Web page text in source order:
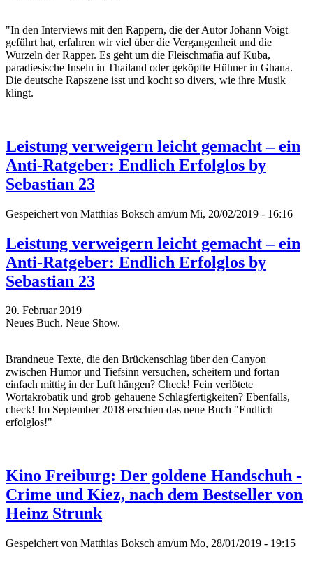
"In den Interviews mit den Rappern, die der Autor Johann Voigt
geführt hat, erfahren wir viel über die Vergangenheit und die
Wurzeln der Rapper. Es geht um die Fleischmafia auf Kuba,
paradiesische Inseln in Thailand oder geköpfte Hühner in Ghana.
Die deutsche Rapszene isst und kocht so divers, wie ihre Musik
klingt.
Leistung verweigern leicht gemacht – ein
Anti-Ratgeber: Endlich Erfolglos by
Sebastian 23
Gespeichert von Matthias Boksch am/um Mi, 20/02/2019 - 16:16
Leistung verweigern leicht gemacht – ein
Anti-Ratgeber: Endlich Erfolglos by
Sebastian 23
20. Februar 2019
Neues Buch. Neue Show.
Brandneue Texte, die den Brückenschlag über den Canyon
zwischen Humor und Tiefsinn versuchen, scheitern und fortan
einfach mittig in der Luft hängen? Check! Fein verlötete
Wortakrobatik und grob gehauene Schlagfertigkeiten? Ebenfalls,
check! Im September 2018 erschien das neue Buch "Endlich
erfolglos!"
Kino Freiburg: Der goldene Handschuh -
Crime und Kiez, nach dem Bestseller von
Heinz Strunk
Gespeichert von Matthias Boksch am/um Mo, 28/01/2019 - 19:15